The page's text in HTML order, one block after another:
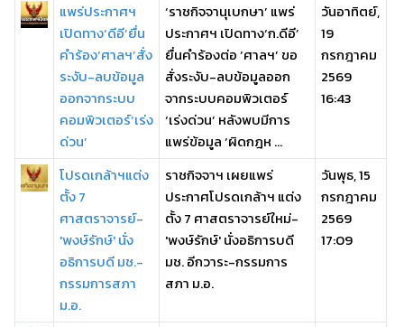
แพร่ประกาศฯ
เปิดทาง‘ดีอี’ยื่น
คำร้อง‘ศาลฯ’สั่ง
ระงับ-ลบข้อมูล
ออกจากระบบ
คอมพิวเตอร์‘เร่ง
ด่วน’
‘ราชกิจจานุเบกษา’ แพร่
ประกาศฯ เปิดทาง‘ก.ดีอี’
ยื่นคำร้องต่อ ‘ศาลฯ’ ขอ
สั่งระงับ-ลบข้อมูลออก
จากระบบคอมพิวเตอร์
‘เร่งด่วน’ หลังพบมีการ
แพร่ข้อมูล ‘ผิดกฎห ...
วันอาทิตย์,
19
กรกฎาคม
2569
16:43
โปรดเกล้าฯแต่ง
ตั้ง 7
ศาสตราจารย์-
'พงษ์รักษ์' นั่ง
อธิการบดี มช.-
กรรมการสภา
ม.อ.
ราชกิจจาฯ เผยแพร่
ประกาศโปรดเกล้าฯ แต่ง
ตั้ง 7 ศาสตราจารย์ใหม่-
'พงษ์รักษ์' นั่งอธิการบดี
มช. อีกวาระ-กรรมการ
สภา ม.อ.
วันพุธ, 15
กรกฎาคม
2569
17:09